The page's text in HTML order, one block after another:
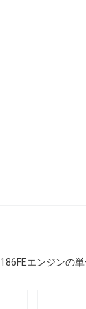
186FEエンジンの